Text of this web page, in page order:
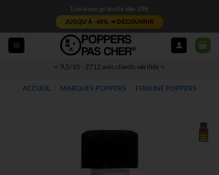
Livraison gratuite dès 39€
JUSQU'À -40% ➜ DÉCOUVRIR
⭐ 9,5/10 - 2712 avis clients vérifiés ⭐
ACCUEIL MARQUES POPPERS FUNLINE POPPERS